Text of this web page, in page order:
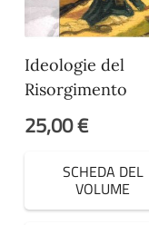
Ideologie del
Risorgimento
25,00€
SCHEDA DEL
VOLUME